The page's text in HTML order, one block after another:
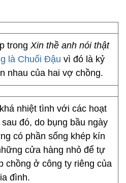
trong Xin thề anh nói thật
là Chuối Đậu vì đó là kỷ
nhau của hai vợ chồng.
nhiệt tình với các hoạt
đó, do bụng bầu ngày
có phần sống khép kín
cửa hàng nhỏ để tự
chồng ở công ty riêng của
đình.